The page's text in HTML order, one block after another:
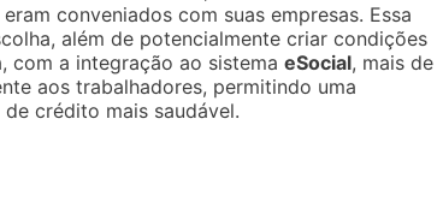
conveniados com suas empresas. Essa
além de potencialmente criar condições
com a integração ao sistema eSocial, mais
aos trabalhadores, permitindo uma
crédito mais saudável.